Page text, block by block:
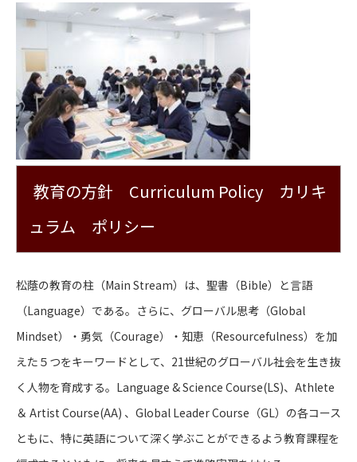
教育の方針 Curriculum Policy
カリキ
ュラム ポリシー
松蔭の教育の柱（Main Stream）は、聖書（Bible）と言語
（Language）である。さらに、グローバル思考（Global
Mindset）・勇気（Courage）・知恵（Resourcefulness）を加
えた５つをキーワードとして、21世紀のグローバル社会を生き抜
く人物を育成する。Language & Science Course(LS)、Athlete
＆ Artist Course(AA) 、Global Leader Course（GL）の各コース
ともに、特に英語について深く学ぶことができるよう教育課程を